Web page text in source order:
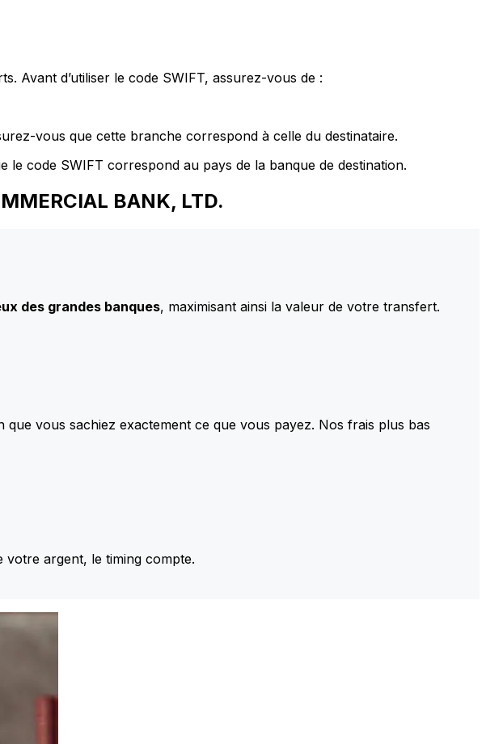
Avant d’utiliser le code SWIFT, assurez-vous de :
vous que cette branche correspond à celle du destinataire.
le code SWIFT correspond au pays de la banque de destination.
BANK, LTD.
des grandes banques, maximisant ainsi la valeur de votre transfert.
vous sachiez exactement ce que vous payez. Nos frais plus bas
votre argent, le timing compte.